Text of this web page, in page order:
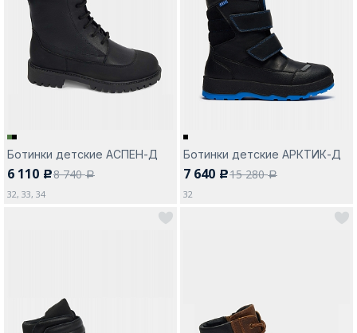
Ботинки детские АСПЕН-Д
6 110 c8 740a
32, 33, 34
Ботинки детские АРКТИК-Д
7 640 c15 280a
32